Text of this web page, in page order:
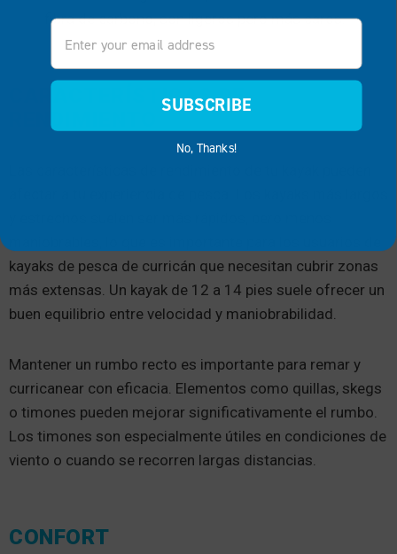
fibra de carbono, son ligeros pero más caros.
CARACTERÍSTICAS DE
RENDIMIENTO
kayaks de pesca de curricán que necesitan cubrir zonas
más extensas. Un kayak de 12 a 14 pies suele ofrecer un
buen equilibrio entre velocidad y maniobrabilidad.
Mantener un rumbo recto es importante para remar y
curricanear con eficacia. Elementos como quillas, skegs
o timones pueden mejorar significativamente el rumbo.
Los timones son especialmente útiles en condiciones de
viento o cuando se recorren largas distancias.
CONFORT
Email
SUBSCRIBE
No, Thanks!